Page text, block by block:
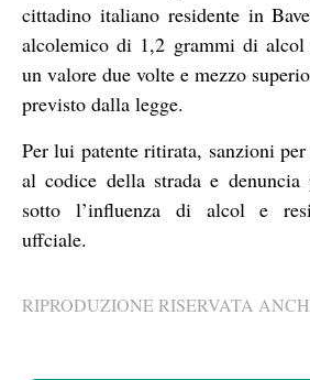
cittadino italiano residente in
alcolemico di 1,2 grammi di
un valore due volte e mezzo
previsto dalla legge.
Per lui patente ritirata, sanzioni
al codice della strada e
sotto l’influenza di alcol e
uffciale.
RIPRODUZIONE RISERVATA